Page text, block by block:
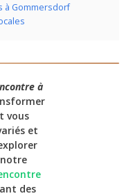
à Gommersdorf
à
vous
et
des